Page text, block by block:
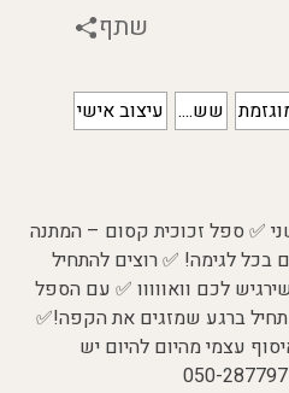
שתף
שש.... עיצוב אישי
✅ ספל זכוכית קסום – המתנה
לגימה! ✅ רוצים להתחיל
לכם וואווווו ✅ עם הספל
ברגע שמזגים את הקפה!✅
עסקים, איסוף עצמי מהיום להיום יש